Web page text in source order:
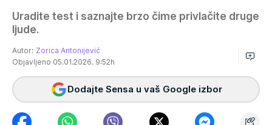
Uradite test i saznajte brzo čime privlačite druge
ljude.
Autor: Zorica Antonijević
Objavljeno 05.01.2026. 9:52h
Dodajte Sensa u vaš Google izbor